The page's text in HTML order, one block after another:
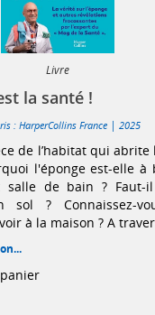
Livre
la santé !
: HarperCollins France | 2025
de l’habitat qui abrite
l'éponge est-elle à
salle de bain ? Faut-
sol ? Connaissez-
à la maison ? A